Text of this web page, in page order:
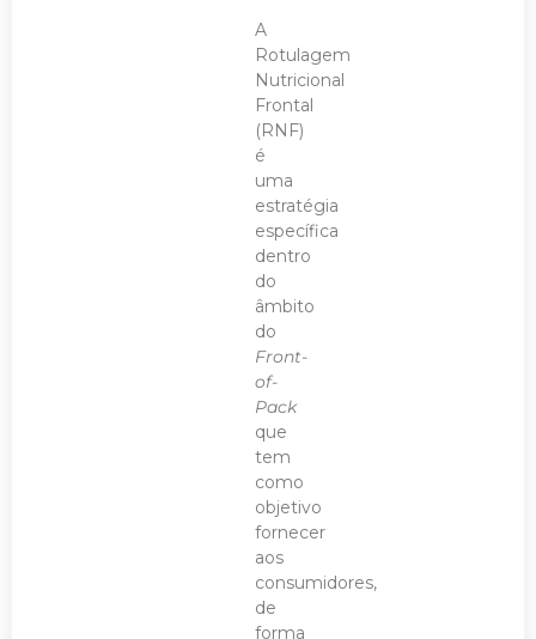
A
Rotulagem
Nutricional
Frontal
(RNF)
é
uma
estratégia
específica
dentro
do
âmbito
do
Front-
of-
Pack
que
tem
como
objetivo
fornecer
aos
consumidores,
de
forma